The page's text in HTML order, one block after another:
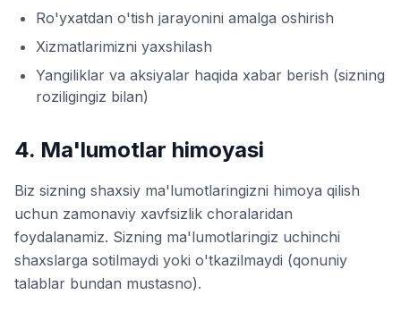
Ro'yxatdan o'tish jarayonini amalga oshirish
Xizmatlarimizni yaxshilash
Yangiliklar va aksiyalar haqida xabar berish (sizning
roziligingiz bilan)
4. Ma'lumotlar himoyasi
Biz sizning shaxsiy ma'lumotlaringizni himoya qilish
uchun zamonaviy xavfsizlik choralaridan
foydalanamiz. Sizning ma'lumotlaringiz uchinchi
shaxslarga sotilmaydi yoki o'tkazilmaydi (qonuniy
talablar bundan mustasno).